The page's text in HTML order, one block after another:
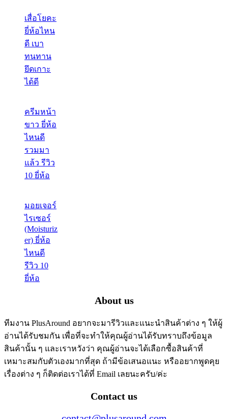
เสื่อโยคะ
ยี่ห้อไหน
ดี เบา
ทนทาน
ยึดเกาะ
ได้ดี
ครีมหน้า
ขาว ยี่ห้อ
ไหนดี
รวมมา
แล้ว รีวิว
10 ยี่ห้อ
มอยเจอร์
ไรเซอร์
(Moisturiz
er) ยี่ห้อ
ไหนดี
รีวิว 10
ยี่ห้อ
About us
ทีมงาน PlusAround อยากจะมารีวิวและแนะนำสินค้าต่าง ๆ ให้ผู้
อ่านได้รับชมกัน เพื่อที่จะทำให้คุณผู้อ่านได้รับทราบถึงข้อมูล
สินค้านั้น ๆ และเราหวังว่า คุณผู้อ่านจะได้เลือกซื้อสินค้าที่
เหมาะสมกับตัวเองมากที่สุด ถ้ามีข้อเสนอแนะ หรืออยากพูดคุย
เรื่องต่าง ๆ ก็ติดต่อเราได้ที่ Email เลยนะครับ/ค่ะ
Contact us